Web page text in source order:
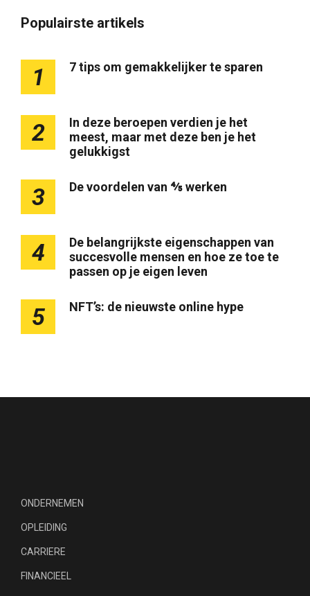
Populairste artikels
1 7 tips om gemakkelijker te sparen
2
In deze beroepen verdien je het
meest, maar met deze ben je het
gelukkigst
3 De voordelen van ⅘ werken
4
De belangrijkste eigenschappen van
succesvolle mensen en hoe ze toe te
passen op je eigen leven
5 NFT’s: de nieuwste online hype
ONDERNEMEN
OPLEIDING
CARRIERE
FINANCIEEL